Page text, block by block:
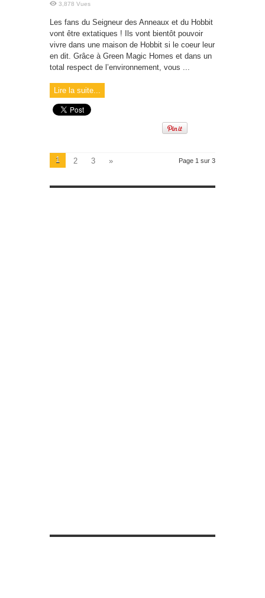
3,878 Vues
Les fans du Seigneur des Anneaux et du Hobbit
vont être extatiques ! Ils vont bientôt pouvoir
vivre dans une maison de Hobbit si le coeur leur
en dit. Grâce à Green Magic Homes et dans un
total respect de l’environnement, vous ...
Lire la suite...
Page 1 sur 3
1 2 3 »